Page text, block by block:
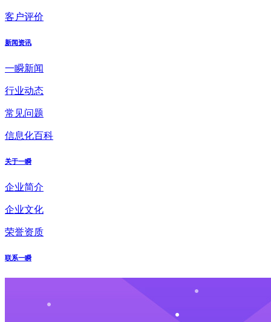
客户评价
新闻资讯
一瞬新闻
行业动态
常见问题
信息化百科
关于一瞬
企业简介
企业文化
荣誉资质
联系一瞬